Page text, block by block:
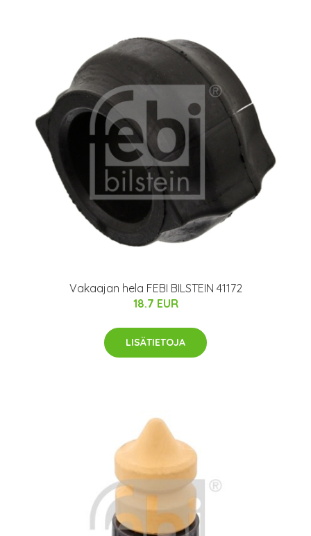
Vakaajan hela FEBI BILSTEIN 41172
18.7 EUR
LISÄTIETOJA